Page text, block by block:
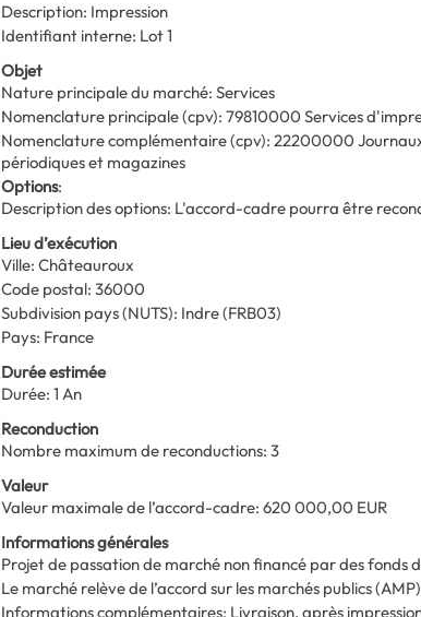
Description: Impression
Identifiant interne: Lot 1
Objet
Nature principale du marché: Services
Nomenclature principale(cpv): 79810000 Services
Nomenclature complémentaire(cpv): 22200000
périodiques et magazines
Options:
Description des options: L'accord-cadre pourra être
Lieu d’exécution
Ville: Châteauroux
Code postal: 36000
Subdivision pays (NUTS): Indre(FRB03)
Pays: France
Durée estimée
Durée: 1 An
Reconduction
Nombre maximum de reconductions: 3
Valeur
Valeur maximale de l’accord-cadre: 620 000,00 EUR
Informations générales
Projet de passation de marché non financé par des fonds
Le marché relève de l’accord sur les marchés publics (AMP)
Informations complémentaires: Livraison, après